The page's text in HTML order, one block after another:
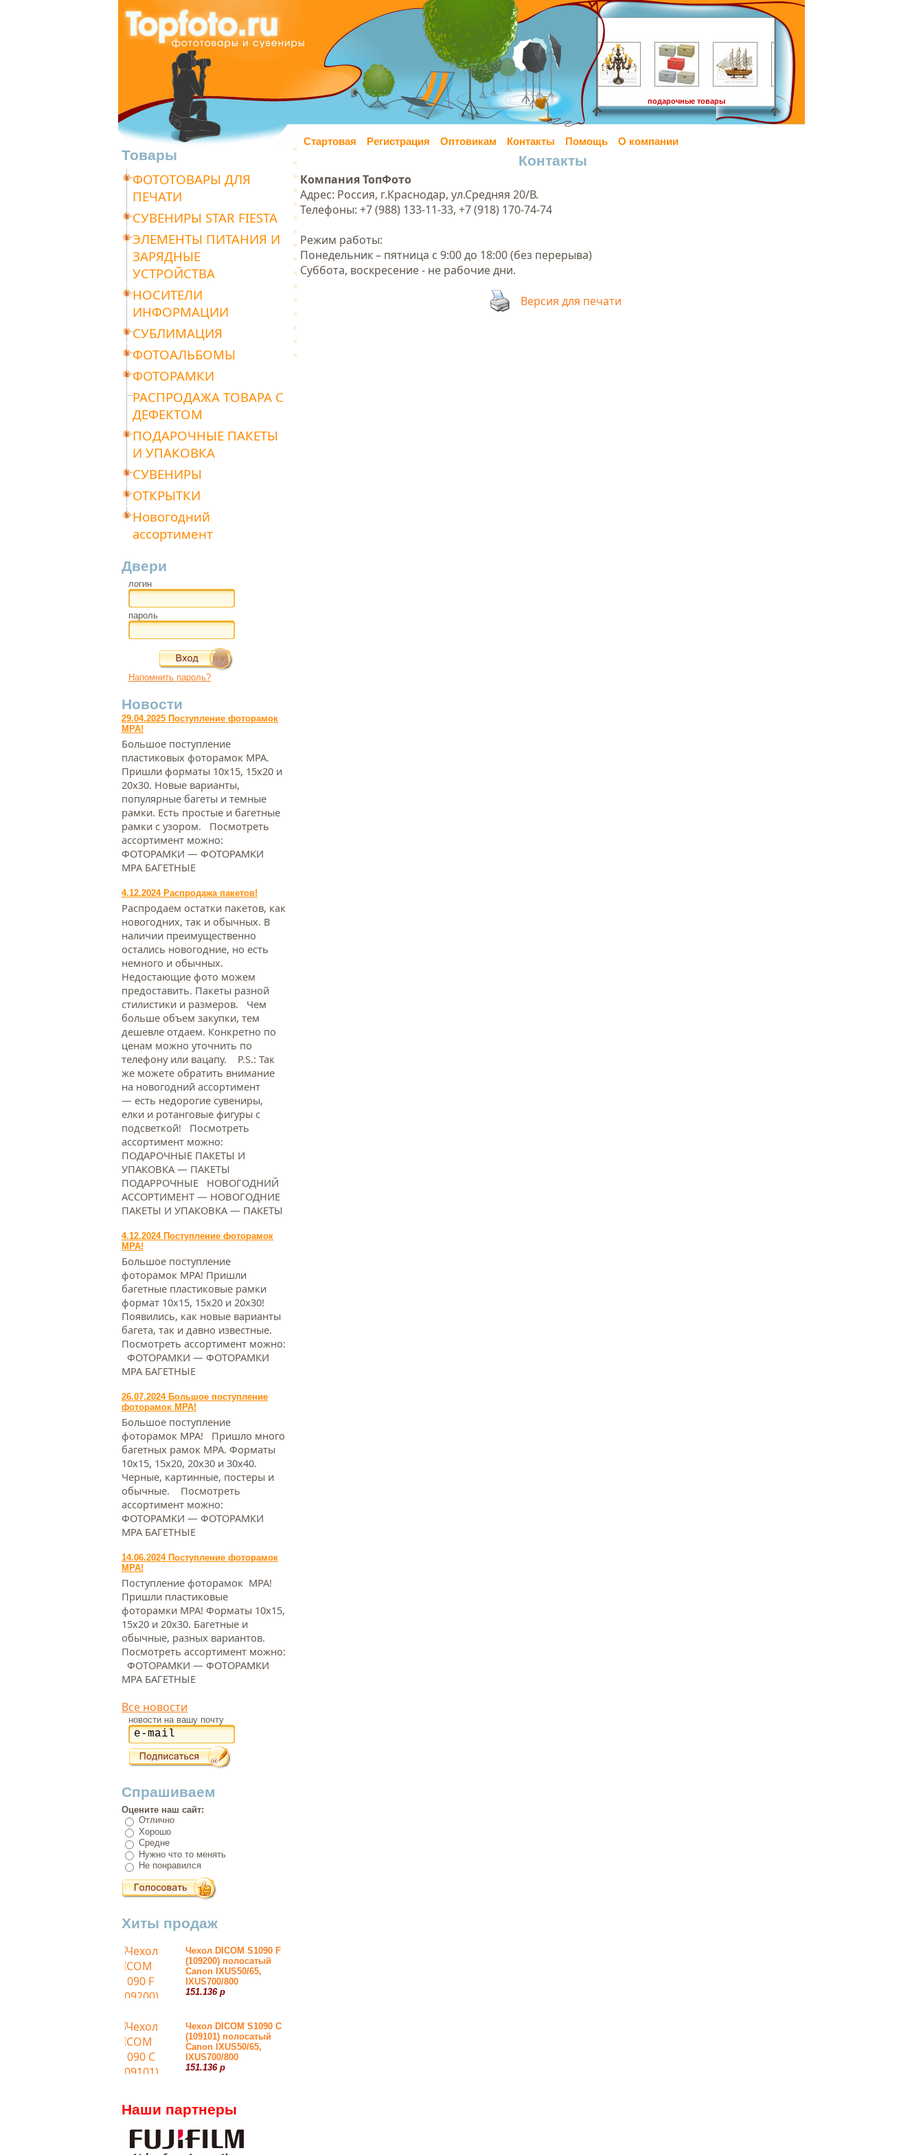
Стартовая Регистрация Оптовикам Контакты Помощь О компании
подарочные товары
Товары
ФОТОТОВАРЫ ДЛЯ
ПЕЧАТИ
СУВЕНИРЫ STAR FIESTA
ЭЛЕМЕНТЫ ПИТАНИЯ И
ЗАРЯДНЫЕ
УСТРОЙСТВА
НОСИТЕЛИ
ИНФОРМАЦИИ
СУБЛИМАЦИЯ
ФОТОАЛЬБОМЫ
ФОТОРАМКИ
РАСПРОДАЖА ТОВАРА С
ДЕФЕКТОМ
ПОДАРОЧНЫЕ ПАКЕТЫ
И УПАКОВКА
СУВЕНИРЫ
ОТКРЫТКИ
Новогодний
ассортимент
Двери
логин
пароль
Напомнить пароль?
Новости
29.04.2025 Поступление фоторамок
МРА!
Большое поступление
пластиковых фоторамок МРА.
Пришли форматы 10х15, 15х20 и
20х30. Новые варианты,
популярные багеты и темные
рамки. Есть простые и багетные
рамки с узором. Посмотреть
ассортимент можно:
ФОТОРАМКИ — ФОТОРАМКИ
МРА БАГЕТНЫЕ
4.12.2024 Распродажа пакетов!
Распродаем остатки пакетов, как
новогодних, так и обычных. В
наличии преимущественно
остались новогодние, но есть
немного и обычных.
Недостающие фото можем
предоставить. Пакеты разной
стилистики и размеров. Чем
больше объем закупки, тем
дешевле отдаем. Конкретно по
ценам можно уточнить по
телефону или вацапу. Р.S.: Так
же можете обратить внимание
на новогодний ассортимент
— есть недорогие сувениры,
елки и ротанговые фигуры с
подсветкой! Посмотреть
ассортимент можно:
ПОДАРОЧНЫЕ ПАКЕТЫ И
УПАКОВКА — ПАКЕТЫ
ПОДАРРОЧНЫЕ НОВОГОДНИЙ
АССОРТИМЕНТ — НОВОГОДНИЕ
ПАКЕТЫ И УПАКОВКА — ПАКЕТЫ
4.12.2024 Поступление фоторамок
МРА!
Большое поступление
фоторамок МРА! Пришли
багетные пластиковые рамки
формат 10х15, 15х20 и 20х30!
Появились, как новые варианты
багета, так и давно известные.
Посмотреть ассортимент можно:
ФОТОРАМКИ — ФОТОРАМКИ
МРА БАГЕТНЫЕ
26.07.2024 Большое поступление
фоторамок МРА!
Большое поступление
фоторамок МРА! Пришло много
багетных рамок МРА. Форматы
10х15, 15х20, 20х30 и 30х40.
Черные, картинные, постеры и
обычные. Посмотреть
ассортимент можно:
ФОТОРАМКИ — ФОТОРАМКИ
МРА БАГЕТНЫЕ
14.06.2024 Поступление фоторамок
МРА!
Поступление фоторамок МРА!
Пришли пластиковые
фоторамки МРА! Форматы 10х15,
15х20 и 20х30. Багетные и
обычные, разных вариантов.
Посмотреть ассортимент можно:
ФОТОРАМКИ — ФОТОРАМКИ
МРА БАГЕТНЫЕ
Все новости
новости на вашу почту
Спрашиваем
Оцените наш сайт:
Отлично
Хорошо
Средне
Нужно что то менять
Не понравился
Хиты продаж
Чехол DICOM S1090 F
(109200) полосатый
Canon IXUS50/65,
IXUS700/800
151.136 р
Чехол DICOM S1090 С
(109101) полосатый
Canon IXUS50/65,
IXUS700/800
151.136 р
Наши партнеры
Контакты
Компания ТопФото
Адрес: Россия, г.Краснодар, ул.Средняя 20/В.
Телефоны: +7 (988) 133-11-33, +7 (918) 170-74-74
Режим работы:
Понедельник – пятница с 9:00 до 18:00 (без перерыва)
Суббота, воскресение - не рабочие дни.
Версия для печати